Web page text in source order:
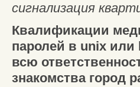
сигнализация
Квалификации
паролей в unix
всю
знакомства город